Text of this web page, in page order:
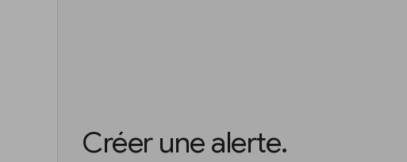
Créer une alerte.